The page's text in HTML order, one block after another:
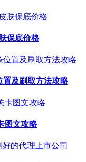
保底价格
置及刷取方法攻略
图文攻略